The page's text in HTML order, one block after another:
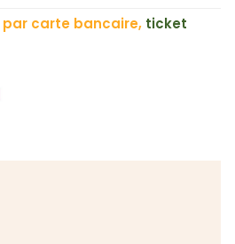
carte bancaire, ticket